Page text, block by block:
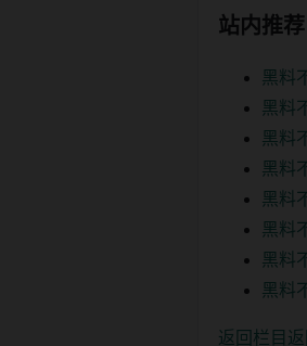
站内推荐
黑料
黑料
黑料
黑料
黑料
黑料
黑料
黑料
返回栏目